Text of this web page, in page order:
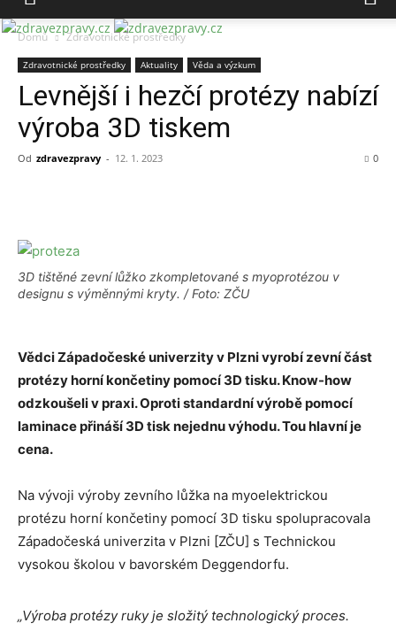
Domů Zdravotnické prostředky
Zdravotnické prostředky Aktuality Věda a výzkum
Levnější i hezčí protézy nabízí
výroba 3D tiskem
Od zdravezpravy - 12. 1. 2023 0
3D tištěné zevní lůžko zkompletované s myoprotézou v
designu s výměnnými kryty. / Foto: ZČU
Vědci Západočeské univerzity v Plzni vyrobí zevní část
protézy horní končetiny pomocí 3D tisku. Know-how
odzkoušeli v praxi. Oproti standardní výrobě pomocí
laminace přináší 3D tisk nejednu výhodu. Tou hlavní je
cena.
Na vývoji výroby zevního lůžka na myoelektrickou
protézu horní končetiny pomocí 3D tisku spolupracovala
Západočeská univerzita v Plzni [ZČU] s Technickou
vysokou školou v bavorském Deggendorfu.
„Výroba protézy ruky je složitý technologický proces.